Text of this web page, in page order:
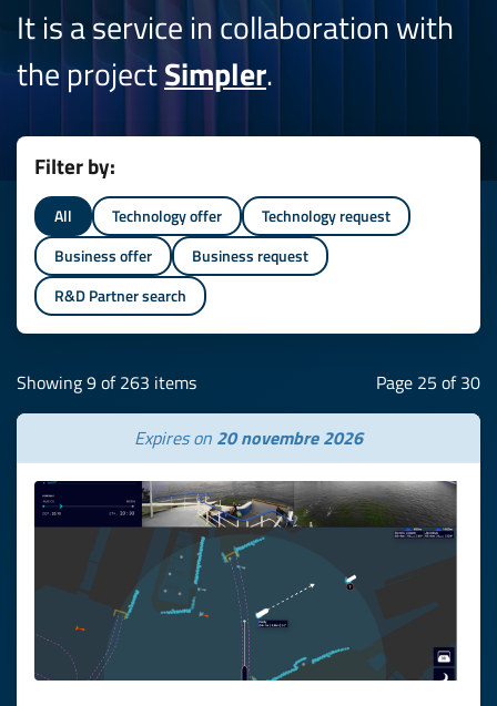
It is a service in collaboration with
the projectSimpler.
Filter by:
All Technology offer
Technology request
Business offer
Business request
R&D Partner search
Showing 9 of 263 items Page 25 of 30
Expires on 20 novembre 2026